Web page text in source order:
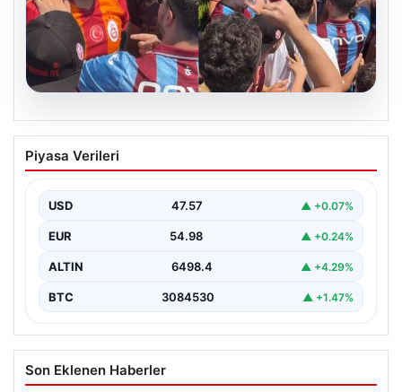
05.08.2026
Mohamed Salah’ı karşılamaya gelen
Galatasaraylı taraftarı pişman ettiler!
Piyasa Verileri
USD 47.57 ▲ +0.07%
EUR 54.98 ▲ +0.24%
ALTIN 6498.4 ▲ +4.29%
BTC 3084530 ▲ +1.47%
Son Eklenen Haberler